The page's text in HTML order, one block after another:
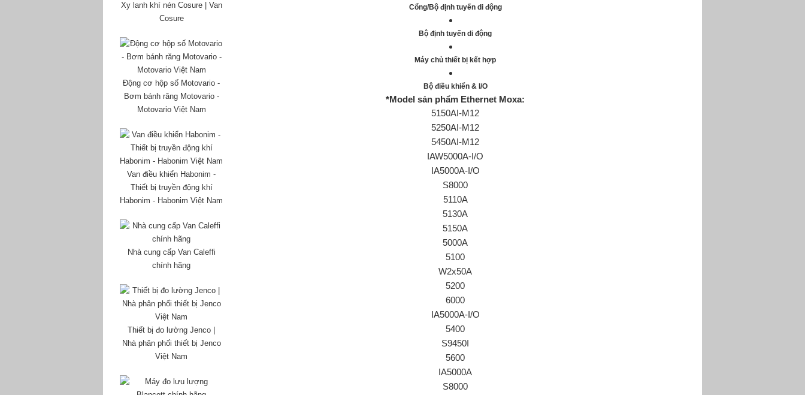
Cổng/Bộ định tuyến di động
Bộ định tuyến di động
Máy chủ thiết bị kết hợp
Bộ điều khiển & I/O
*Model sản phẩm Ethernet Moxa:
5150AI-M12
5250AI-M12
5450AI-M12
IAW5000A-I/O
IA5000A-I/O
S8000
5110A
5130A
5150A
5000A
5100
W2x50A
5200
6000
IA5000A-I/O
5400
S9450I
5600
IA5000A
S8000
Xy lanh khí nén Cosure | Van
Cosure
Động cơ hộp số Motovario -
Bơm bánh răng Motovario -
Motovario Việt Nam
Van điều khiển Habonim -
Thiết bị truyền động khí
Habonim - Habonim Việt Nam
Nhà cung cấp Van Caleffi
chính hãng
Thiết bị đo lường Jenco |
Nhà phân phối thiết bị Jenco
Việt Nam